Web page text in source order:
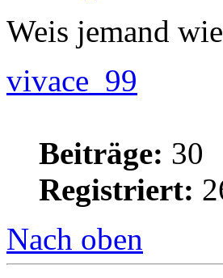
Weis jemand
vivace_99
Beiträge: 30
Registriert:
Nach oben